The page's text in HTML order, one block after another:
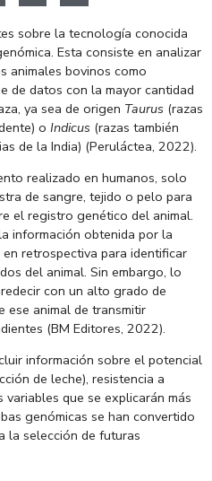
sobre la tecnología conocida
Esta consiste en analizar
animales bovinos como
de datos con la mayor cantidad
ya sea de origen Taurus (razas
o Indicus (razas también
de la India) (Peruláctea, 2022).
realizado en humanos, solo
de sangre, tejido o pelo para
el registro genético del animal.
información obtenida por la
retrospectiva para identificar
del animal. Sin embargo, lo
con un alto grado de
ese animal de transmitir
(BM Editores, 2022).
información sobre el potencial
de leche), resistencia a
que se explicarán más
genómicas se han convertido
la selección de futuras